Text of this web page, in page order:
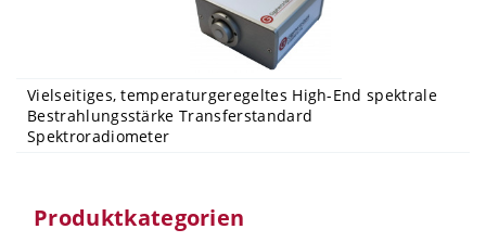
Vielseitiges, temperaturgeregeltes High-End spektrale
Bestrahlungsstärke Transferstandard
Spektroradiometer
Produktkategorien